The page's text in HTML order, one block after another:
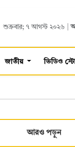
শুক্রবার; ৭ আগস্ট ২০২৬ |
জাতীয় ভিডিও
আরও পড়ুন